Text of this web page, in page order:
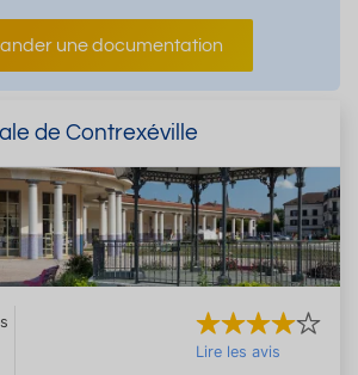
une documentation
de Contrexéville
Lire les avis